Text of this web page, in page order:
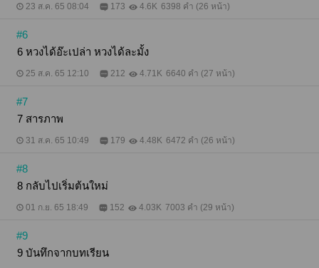
23 ส.ค. 65 08:04 173 4.6K 6398 คำ (26 หน้า)
#6
6 หวงได้อ๊ะเปล่า หวงได้ละมั้ง
25 ส.ค. 65 12:10 212 4.71K 6640 คำ (27 หน้า)
#7
7 สารภาพ
31 ส.ค. 65 10:49 179 4.48K 6472 คำ (26 หน้า)
#8
8 กลับไปเริ่มต้นใหม่
01 ก.ย. 65 18:49 152 4.03K 7003 คำ (29 หน้า)
#9
9 บันทึกจากบทเรียน